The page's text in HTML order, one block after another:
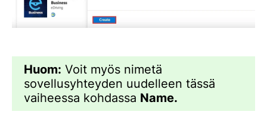
Huom: Voit myös nimetä
sovellusyhteyden uudelleen tässä
vaiheessa kohdassa Name.